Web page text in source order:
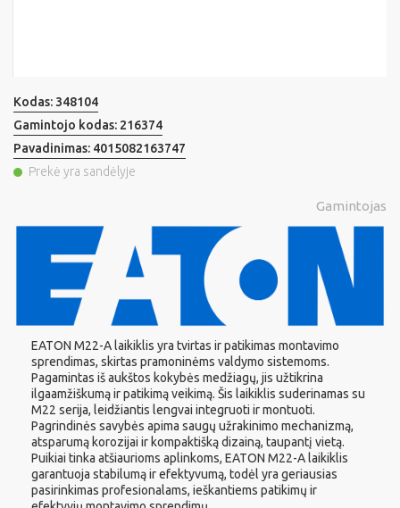
Kodas: 348104
Gamintojo kodas: 216374
Pavadinimas: 4015082163747
Prekė yra sandėlyje
Gamintojas
EATON M22-A laikiklis yra tvirtas ir patikimas montavimo
sprendimas, skirtas pramoninėms valdymo sistemoms.
Pagamintas iš aukštos kokybės medžiagų, jis užtikrina
ilgaamžiškumą ir patikimą veikimą. Šis laikiklis suderinamas su
M22 serija, leidžiantis lengvai integruoti ir montuoti.
Pagrindinės savybės apima saugų užrakinimo mechanizmą,
atsparumą korozijai ir kompaktišką dizainą, taupantį vietą.
Puikiai tinka atšiaurioms aplinkoms, EATON M22-A laikiklis
garantuoja stabilumą ir efektyvumą, todėl yra geriausias
pasirinkimas profesionalams, ieškantiems patikimų ir